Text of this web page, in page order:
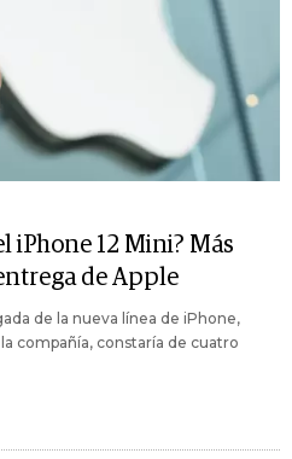
iPhone 12 Mini? Más
de Apple
de la nueva línea de iPhone,
compañía, constaría de cuatro